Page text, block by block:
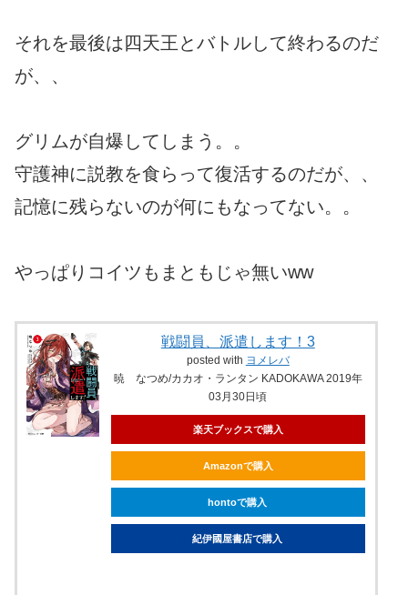
それを最後は四天王とバトルして終わるのだ
が、、
グリムが自爆してしまう。。
守護神に説教を食らって復活するのだが、、
記憶に残らないのが何にもなってない。。
やっぱりコイツもまともじゃ無いww
戦闘員、派遣します！3
posted with ヨメレバ
暁 なつめ/カカオ・ランタン KADOKAWA 2019年
03月30日頃
楽天ブックスで購入
Amazonで購入
hontoで購入
紀伊國屋書店で購入